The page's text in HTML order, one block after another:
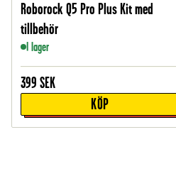
Roborock Q5 Pro Plus Kit med
tillbehör
I lager
399 SEK
KÖP